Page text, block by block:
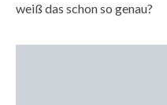
weiß das schon so genau?